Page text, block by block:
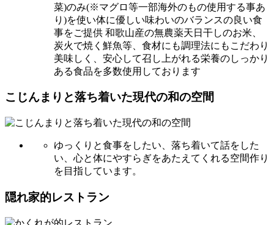
菜)のみ(※マグロ等一部海外のもの使用する事あ
り)を使い体に優しい味わいのバランスの良い食
事をご提供 和歌山産の無農薬天日干しのお米、
炭火で焼く鮮魚等、食材にも調理法にもこだわり
美味しく、安心して召し上がれる栄養のしっかり
ある食品を多数使用しております
こじんまりと落ち着いた現代の和の空間
ゆっくりと食事をしたい、落ち着いて話をした
い、心と体にやすらぎをあたえてくれる空間作り
を目指しています。
隠れ家的レストラン